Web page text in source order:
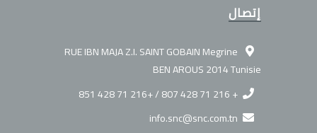
إتصال
RUE IBN MAJA Z.I. SAINT GOBAIN Megrine
BEN AROUS 2014 Tunisie
+ 216 71 428 807 / +216 71 428 851